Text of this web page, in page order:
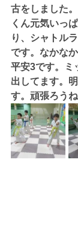
古をしました
くん元気いっ
り、シャトル
です。なかな
平安3です。ミ
出してます。
す。頑張ろうね